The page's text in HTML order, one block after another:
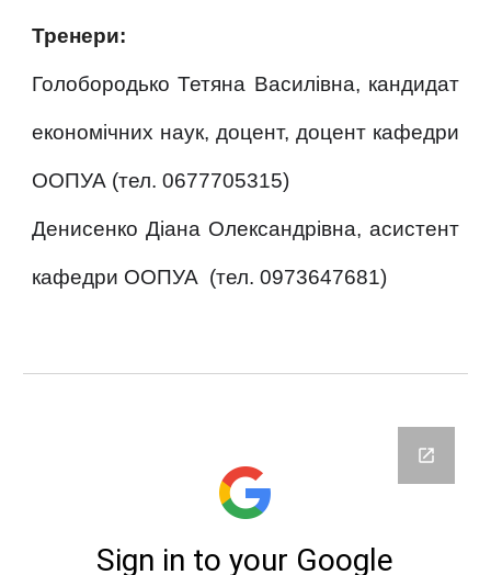
Тренери:
Голобородько Тетяна Василівна, кандидат
економічних наук, доцент, доцент кафедри
ООПУА (тел. 0677705315)
Денисенко Діана Олександрівна, асистент
кафедри ООПУА (тел. 0973647681)